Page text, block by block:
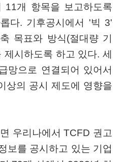
11개 항목을 보고하도록
다. 기후공시에서 '빅 3'
목표와 방식(절대량 기
제시하도록 하고 있다. 세
망으로 연결되어 있어서
상의 공시 제도에 영향을
우리나에서 TCFD 권고
보를 공시하고 있는 기업